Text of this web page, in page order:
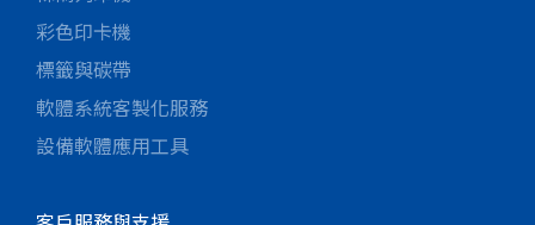
彩色印卡機
標籤與碳帶
軟體系統客製化服務
設備軟體應用工具